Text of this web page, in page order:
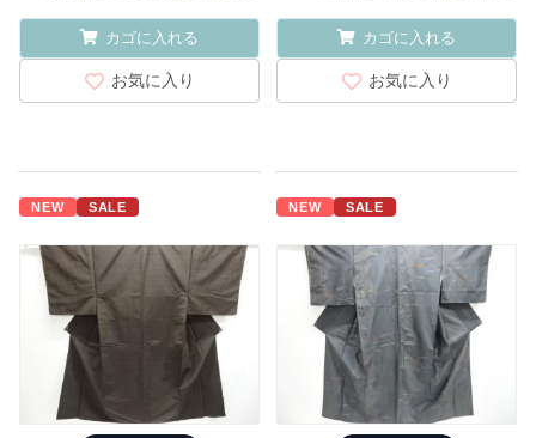
カゴに入れる
お気に入り
カゴに入れる
お気に入り
NEW SALE NEW SALE